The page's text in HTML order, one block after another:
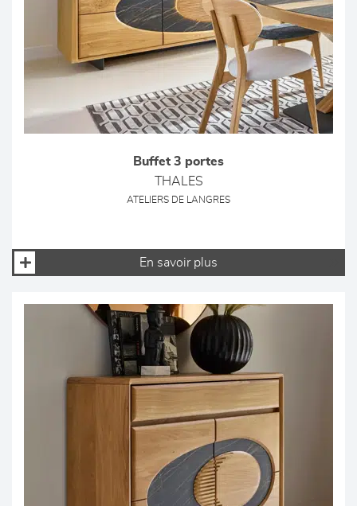
Buffet 3 portes
THALES
ATELIERS DE LANGRES
En savoir plus